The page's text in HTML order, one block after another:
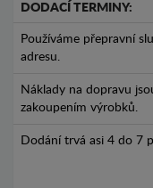
DODACÍ TERMINY:
Používáme přepravní
adresu.
Náklady na dopravu
zakoupením výrobků.
Dodání trvá asi 4 do 7